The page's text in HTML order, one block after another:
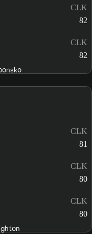
CLK
82
CLK
82
CLK
81
CLK
80
CLK
80